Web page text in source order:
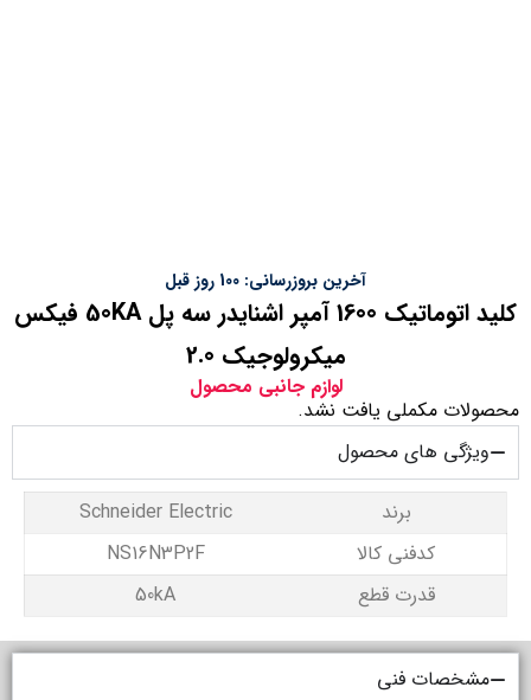
آخرین بروزرسانی: 100 روز قبل
کلید اتوماتیک 1600 آمپر اشنایدر سه پل 50KA فیکس
میکرولوجیک 2.0
لوازم جانبی محصول
محصولات مکملی یافت نشد.
ویژگی های محصول
برند
Schneider Electric
کدفنی کالا
NS16N3P2F
قدرت قطع
50kA
مشخصات فنی